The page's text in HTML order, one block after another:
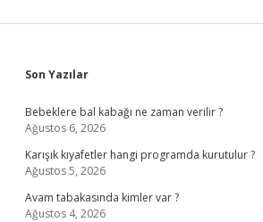
Sidebar
Son Yazılar
Bebeklere bal kabağı ne zaman verilir ?
Ağustos 6, 2026
Karışık kıyafetler hangi programda kurutulur ?
Ağustos 5, 2026
Avam tabakasında kimler var ?
Ağustos 4, 2026